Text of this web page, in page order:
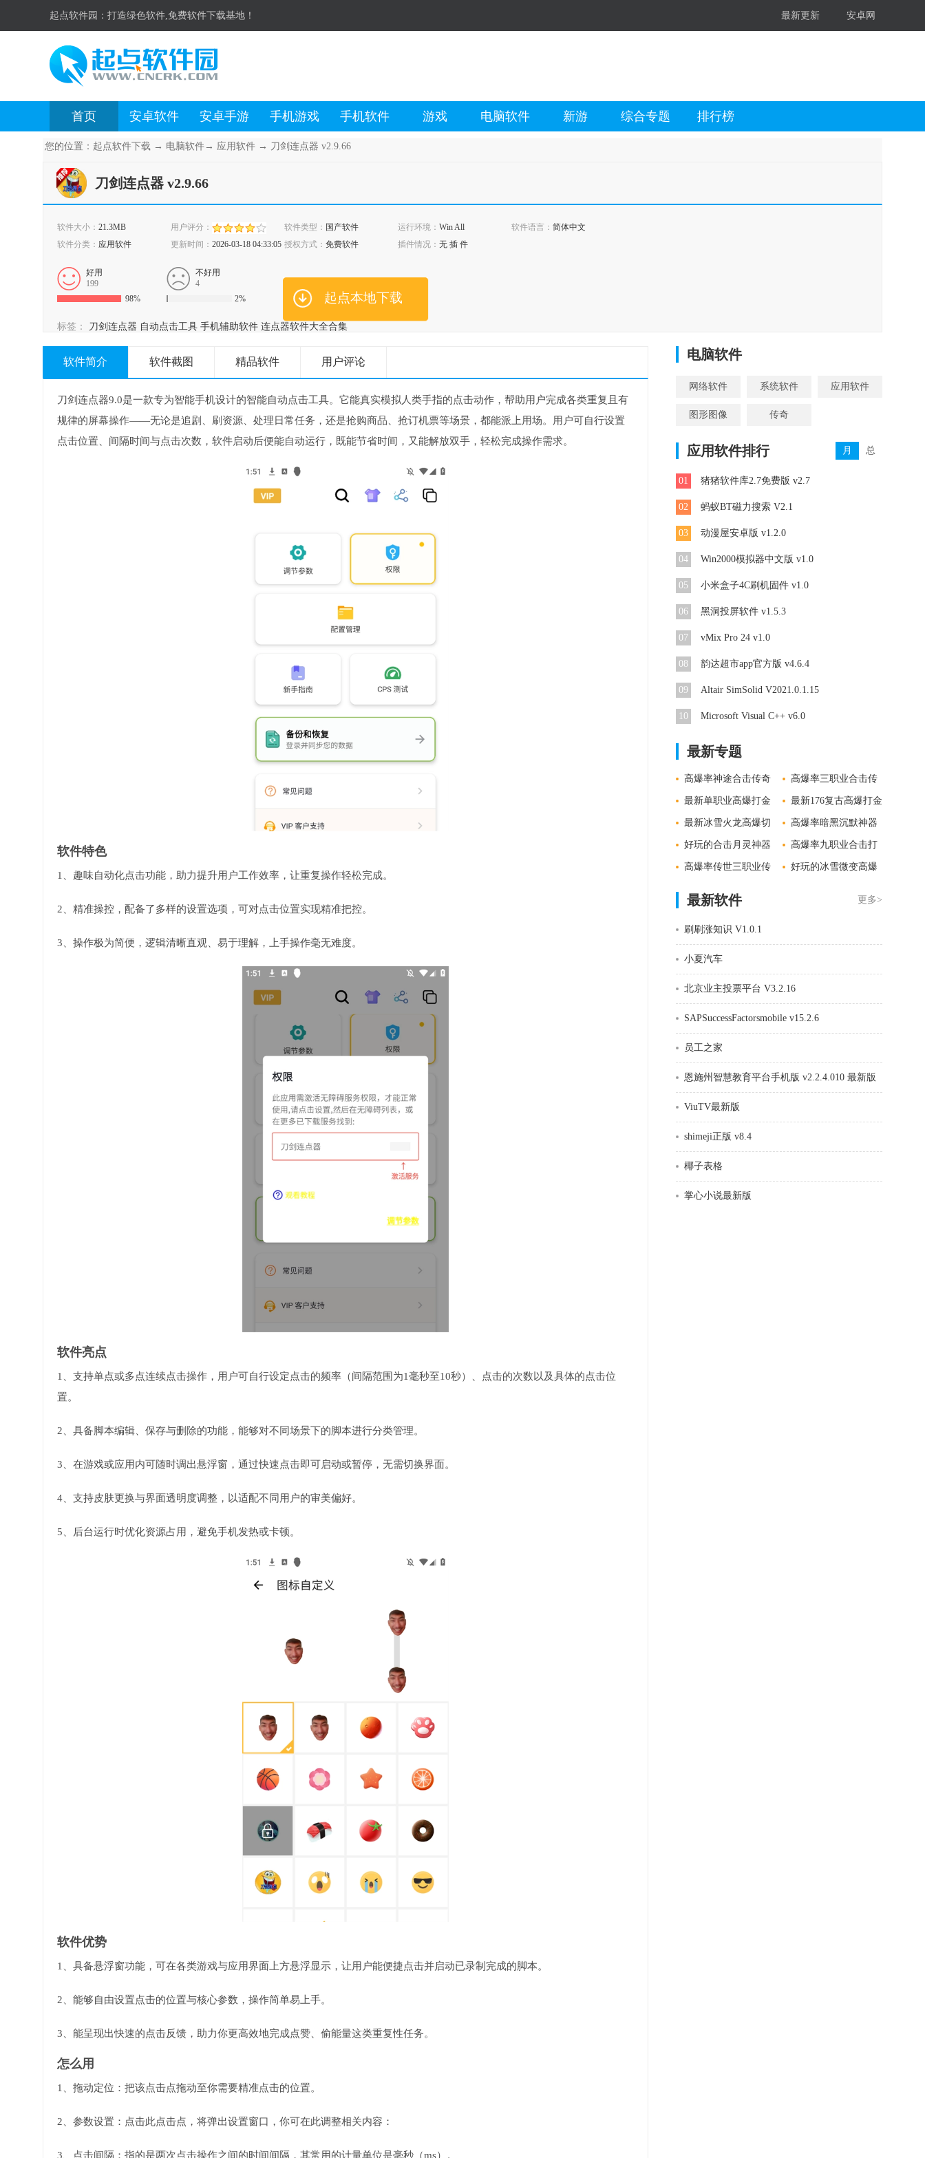
起点软件园： 打造绿色软件,免费软件下载基地！ 最新更新 安卓网
首页 安卓软件 安卓手游 手机游戏 手机软件 游戏 电脑软件 新游 综合专题 排行榜
您的位置： 起点软件下载 → 电脑软件 → 应用软件 → 刀剑连点器 v2.9.66
刀剑连点器 v2.9.66
软件大小： 21.3MB 用户评分： 软件类型： 国产软件 运行环境： Win All 软件语言： 简体中文
软件分类： 应用软件 更新时间： 2026-03-18 04:33:05 授权方式： 免费软件 插件情况： 无 插 件
好用
199
98%
不好用
4
2%
起点本地下载
标签： 刀剑连点器 自动点击工具 手机辅助软件 连点器软件大全合集
软件简介 软件截图 精品软件 用户评论
刀剑连点器9.0是一款专为智能手机设计的智能自动点击工具。它能真实模拟人类手指的点击动作，帮助用户完成各类重复且有
规律的屏幕操作——无论是追剧、刷资源、处理日常任务，还是抢购商品、抢订机票等场景，都能派上用场。用户可自行设置
点击位置、间隔时间与点击次数，软件启动后便能自动运行，既能节省时间，又能解放双手，轻松完成操作需求。
软件特色
1、趣味自动化点击功能，助力提升用户工作效率，让重复操作轻松完成。
2、精准操控，配备了多样的设置选项，可对点击位置实现精准把控。
3、操作极为简便，逻辑清晰直观、易于理解，上手操作毫无难度。
软件亮点
1、支持单点或多点连续点击操作，用户可自行设定点击的频率（间隔范围为1毫秒至10秒）、点击的次数以及具体的点击位
置。
2、具备脚本编辑、保存与删除的功能，能够对不同场景下的脚本进行分类管理。
3、在游戏或应用内可随时调出悬浮窗，通过快速点击即可启动或暂停，无需切换界面。
4、支持皮肤更换与界面透明度调整，以适配不同用户的审美偏好。
5、后台运行时优化资源占用，避免手机发热或卡顿。
软件优势
1、具备悬浮窗功能，可在各类游戏与应用界面上方悬浮显示，让用户能便捷点击并启动已录制完成的脚本。
2、能够自由设置点击的位置与核心参数，操作简单易上手。
3、能呈现出快速的点击反馈，助力你更高效地完成点赞、偷能量这类重复性任务。
怎么用
1、拖动定位：把该点击点拖动至你需要精准点击的位置。
2、参数设置：点击此点击点，将弹出设置窗口，你可在此调整相关内容：
3、点击间隔：指的是两次点击操作之间的时间间隔，其常用的计量单位是毫秒（ms）。
电脑软件
网络软件 系统软件 应用软件
图形图像 传奇
应用软件排行 月 总
01 猪猪软件库2.7免费版 v2.7
02 蚂蚁BT磁力搜索 V2.1
03 动漫屋安卓版 v1.2.0
04 Win2000模拟器中文版 v1.0
05 小米盒子4C刷机固件 v1.0
06 黑洞投屏软件 v1.5.3
07 vMix Pro 24 v1.0
08 韵达超市app官方版 v4.6.4
09 Altair SimSolid V2021.0.1.15
10 Microsoft Visual C++ v6.0
最新专题
高爆率神途合击传奇
手游推荐
高爆率三职业合击传
奇手游精选
最新单职业高爆打金
切割传奇下载
最新176复古高爆打金
传奇下载
最新冰雪火龙高爆切
割传奇下载
高爆率暗黑沉默神器
传奇合集
好玩的合击月灵神器
传奇推荐
高爆率九职业合击打
金传奇手游合集
高爆率传世三职业传 好玩的冰雪微变高爆
最新软件 更多>
刷刷涨知识 V1.0.1
小夏汽车
北京业主投票平台 V3.2.16
SAPSuccessFactorsmobile v15.2.6
员工之家
恩施州智慧教育平台手机版 v2.2.4.010 最新版
ViuTV最新版
shimeji正版 v8.4
椰子表格
掌心小说最新版